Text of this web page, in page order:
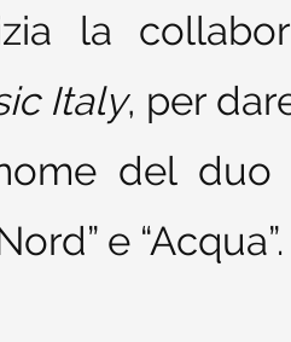
la
Italy, per
del duo
e “Acqua”.